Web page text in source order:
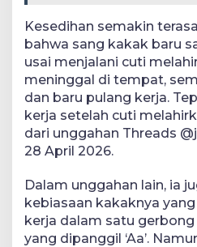
Kesedihan semakin
bahwa sang kakak baru
usai menjalani cuti
meninggal di tempat,
dan baru pulang kerja.
kerja setelah cuti
dari unggahan Threads
28 April 2026.
Dalam unggahan lain, ia
kebiasaan kakaknya
kerja dalam satu
yang dipanggil ‘Aa’.